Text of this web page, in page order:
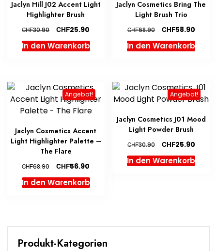
Jaclyn Hill J02 Accent Light
Highlighter Brush
CHF30.90
Ursprünglicher
Preis
war:
CHF25.90
Preis
ist:
In den Warenkorb
Jaclyn Cosmetics Bring The
Light Brush Trio
CHF68.90
Ursprünglicher
Preis
war:
CHF58.90
Preis
ist:
In den Warenkorb
Angebot!
Jaclyn Cosmetics Accent
Light Highlighter Palette –
The Flare
CHF68.90
Ursprünglicher
Preis
war:
CHF56.90
Preis
ist:
In den Warenkorb
Angebot!
Jaclyn Cosmetics J01 Mood
Light Powder Brush
CHF30.90
Ursprünglicher
Preis
war:
CHF25.90
Preis
ist:
In den Warenkorb
Produkt-Kategorien